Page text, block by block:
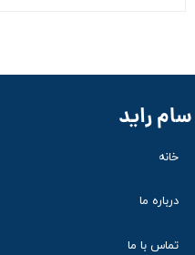
سام راید
خانه
درباره ما
تماس با ما